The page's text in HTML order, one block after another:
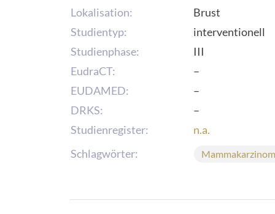
Lokalisation:
Brust
Studientyp:
interventionell
Studienphase:
III
EudraCT:
–
EUDAMED:
–
DRKS:
–
Studienregister:
n.a.
Schlagwörter:
Mammakarzinom